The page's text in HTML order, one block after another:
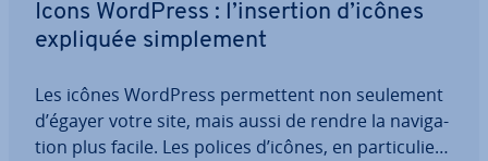
Icons WordPress : l’insertion d’icônes
expliquée sim­ple­ment
Les icônes WordPress per­met­tent non seulement
d’égayer votre site, mais aussi de rendre la na­vi­ga­
tion plus facile. Les polices d’icônes, en par­ti­cu­lier,